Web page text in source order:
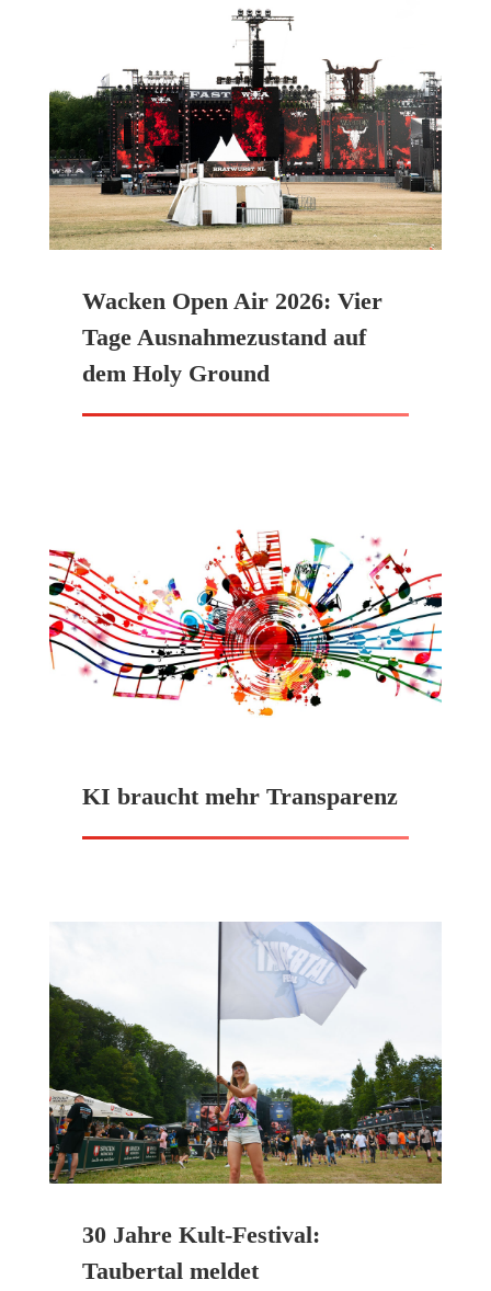
Wacken Open Air 2026: Vier
Tage Ausnahmezustand auf
dem Holy Ground
KI braucht mehr Transparenz
30 Jahre Kult-Festival:
Taubertal meldet